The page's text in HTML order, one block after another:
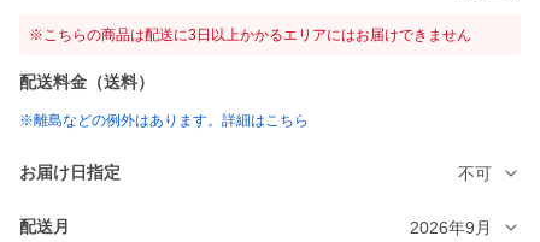
※こちらの商品は配送に3日以上かかるエリアにはお届けできません
配送料金（送料）
※離島などの例外はあります。詳細はこちら
お届け日指定 不可
配送月 2026年9月